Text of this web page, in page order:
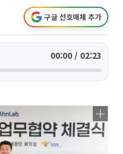
구글 선호매체 추가
00:00 / 02:23